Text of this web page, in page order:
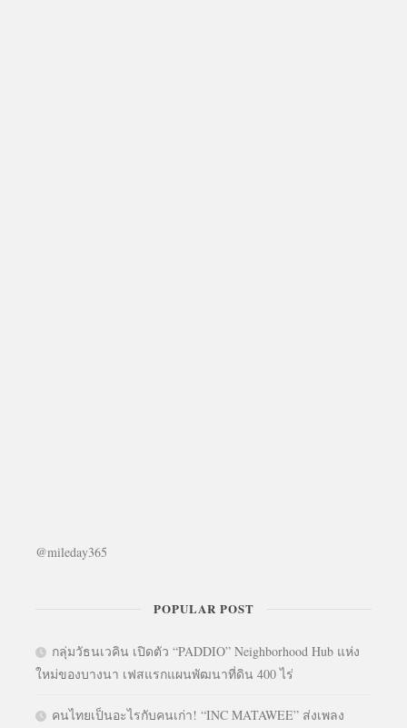
@mileday365
POPULAR POST
กลุ่มวัธนเวคิน เปิดตัว “PADDIO” Neighborhood Hub แห่ง
ใหม่ของบางนา เฟสแรกแผนพัฒนาที่ดิน 400 ไร่
คนไทยเป็นอะไรกับคนเก่า! “INC MATAWEE” ส่งเพลง